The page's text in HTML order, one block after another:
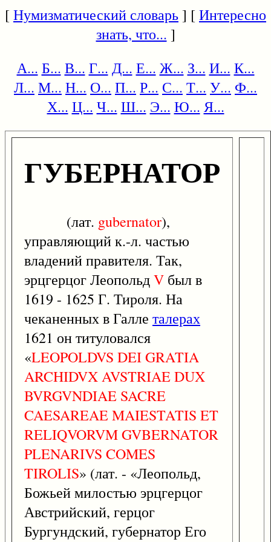
[Нумизматический словарь] [Интересно
знать, что... ]
А... Б... В... Г... Д... Е... Ж... З... И... К...
Л... М... Н... О... П... Р... С... Т... У... Ф...
Х... Ц... Ч... Ш... Э... Ю... Я...
ГУБЕРНАТОР
(лат. gubernator),
управляющий к.-л. частью
владений правителя. Так,
эрцгерцог ЛеопольдV был в
1619 - 1625 Г. Тироля. На
чеканенных в Галле талерах
1621 он титуловался
«LEOPOLDVS DEIGRATIA
ARCHIDVXAVSTRIAEDUX
BVRGVNDIAE SACRE
CAESAREAEMAIESTATIS ET
RELIQVORVMGVBERNATOR
PLENARIVS COMES
TIROLIS» (лат. - «Леопольд,
Божьей милостью эрцгерцог
Австрийский, герцог
Бургундский, губернатор Его